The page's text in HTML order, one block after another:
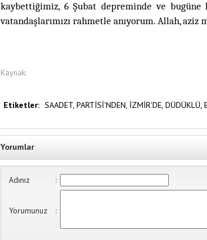
kaybettiğimiz, 6 Şubat depreminde ve
vatandaşlarımızı rahmetle anıyorum. Allah,
Kaynak:
Etiketler: SAADET, PARTİSİ'NDEN, İZMİR'DE, DÜDÜKLÜ,
Yorumlar
Adınız :
Yorumunuz :